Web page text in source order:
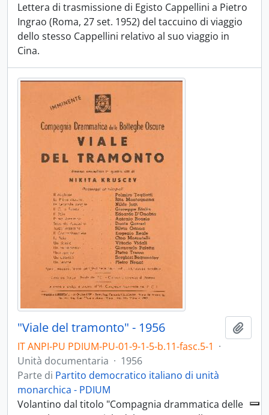
Lettera di trasmissione di Egisto Cappellini a Pietro
Ingrao (Roma, 27 set. 1952) del taccuino di viaggio
dello stesso Cappellini relativo al suo viaggio in
Cina.
"Viale del tramonto" - 1956
IT ANPI-PU PDIUM-PU-01-9-1-5-b.11-fasc.5-1 ·
Unità documentaria · 1956
Parte di Partito democratico italiano di unità
monarchica - PDIUM
Volantino dal titolo "Compagnia drammatica delle